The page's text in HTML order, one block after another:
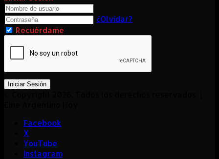
¿Olvidar?
Recuérdame
Iniciar Sesión
Facebook
X
YouTube
Instagram